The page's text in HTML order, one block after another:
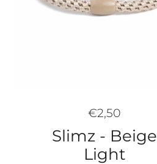
€2,50
Slimz - Beige
Light